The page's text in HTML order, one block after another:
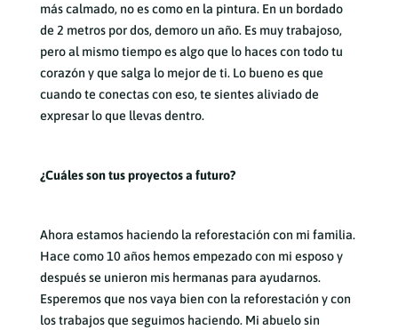
más calmado, no es como en la pintura. En un bordado
de 2 metros por dos, demoro un año. Es muy trabajoso,
pero al mismo tiempo es algo que lo haces con todo tu
corazón y que salga lo mejor de ti. Lo bueno es que
cuando te conectas con eso, te sientes aliviado de
expresar lo que llevas dentro.
¿Cuáles son tus proyectos a futuro?
Ahora estamos haciendo la reforestación con mi familia.
Hace como 10 años hemos empezado con mi esposo y
después se unieron mis hermanas para ayudarnos.
Esperemos que nos vaya bien con la reforestación y con
los trabajos que seguimos haciendo. Mi abuelo sin